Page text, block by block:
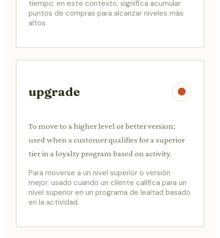
tiempo; en este contexto, significa acumular
puntos de compras para alcanzar niveles más
altos.
upgrade
To move to a higher level or better version;
used when a customer qualifies for a superior
tier in a loyalty program based on activity.
Para moverse a un nivel superior o versión
mejor; usado cuando un cliente califica para un
nivel superior en un programa de lealtad basado
en la actividad.